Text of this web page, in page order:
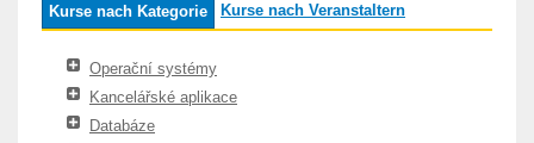
Kurse nach Kategorie Kurse nach Veranstaltern
Operační systémy
Kancelářské aplikace
Databáze